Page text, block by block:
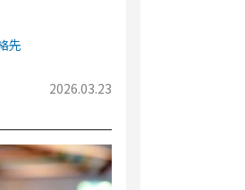
先
2026.03.23